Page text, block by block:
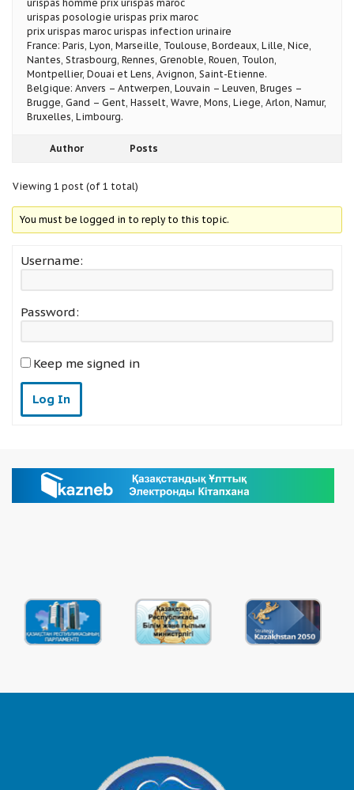
urispas homme prix urispas maroc
urispas posologie urispas prix maroc
prix urispas maroc urispas infection urinaire
France: Paris, Lyon, Marseille, Toulouse, Bordeaux, Lille, Nice,
Nantes, Strasbourg, Rennes, Grenoble, Rouen, Toulon,
Montpellier, Douai et Lens, Avignon, Saint-Etienne.
Belgique: Anvers – Antwerpen, Louvain – Leuven, Bruges –
Brugge, Gand – Gent, Hasselt, Wavre, Mons, Liege, Arlon, Namur,
Bruxelles, Limbourg.
Author Posts
Viewing 1 post (of 1 total)
You must be logged in to reply to this topic.
Username:
Password:
Keep me signed in
Log In